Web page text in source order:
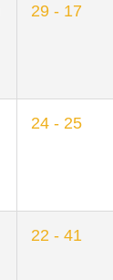
29 - 17
24 - 25
22 - 41